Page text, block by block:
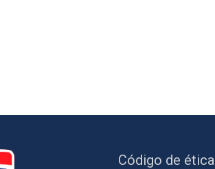
Código de ética